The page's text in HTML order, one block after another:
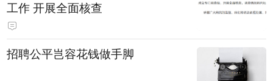
工作 开展全面核查
招聘公平岂容花钱做手脚